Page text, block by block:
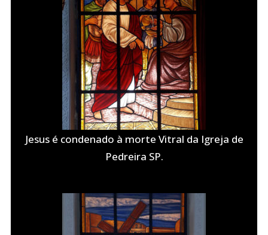
Jesus é condenado à morte Vitral da Igreja de
Pedreira SP.